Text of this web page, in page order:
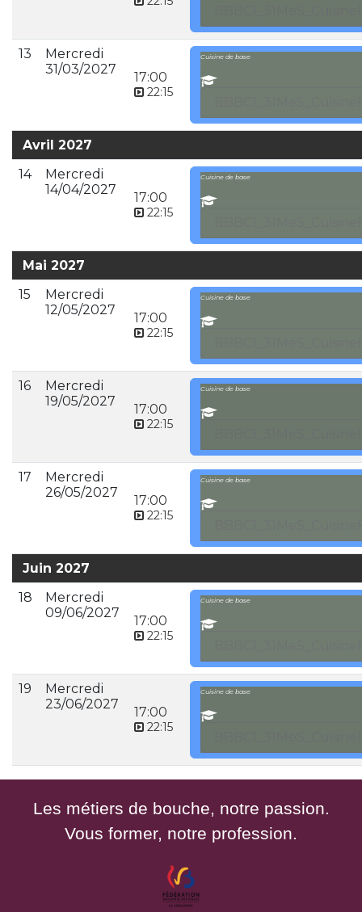
13
Mercredi
31/03/2027
17:00
22:15
Cuisine de base
Avril 2027
14
Mercredi
14/04/2027
17:00
22:15
Cuisine de base
Mai 2027
15
Mercredi
12/05/2027
17:00
22:15
Cuisine de base
16
Mercredi
19/05/2027
17:00
22:15
Cuisine de base
17
Mercredi
26/05/2027
17:00
22:15
Cuisine de base
Juin 2027
18
Mercredi
09/06/2027
17:00
22:15
Cuisine de base
19
Mercredi
23/06/2027
17:00
22:15
Cuisine de base
Les métiers de bouche, notre passion.
Vous former, notre profession.